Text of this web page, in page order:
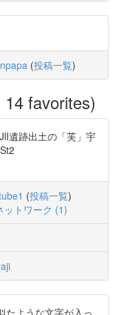
(投稿一覧)
favorites)
遺跡出土の「芙」宇
(投稿一覧)
ットワーク (1)
たような文字が入っ